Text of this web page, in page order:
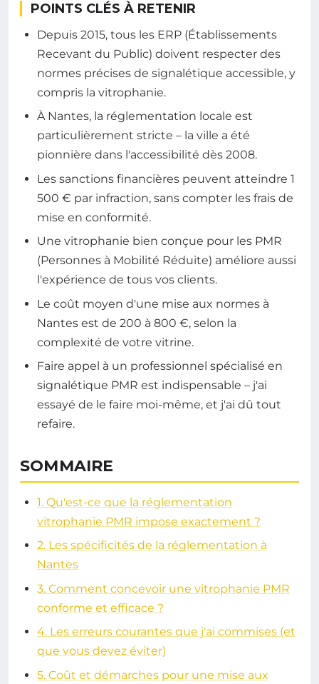
POINTS CLÉS À RETENIR
Depuis 2015, tous les ERP (Établissements
Recevant du Public) doivent respecter des
normes précises de signalétique accessible, y
compris la vitrophanie.
À Nantes, la réglementation locale est
particulièrement stricte – la ville a été
pionnière dans l'accessibilité dès 2008.
Les sanctions financières peuvent atteindre 1
500 € par infraction, sans compter les frais de
mise en conformité.
Une vitrophanie bien conçue pour les PMR
(Personnes à Mobilité Réduite) améliore aussi
l'expérience de tous vos clients.
Le coût moyen d'une mise aux normes à
Nantes est de 200 à 800 €, selon la
complexité de votre vitrine.
Faire appel à un professionnel spécialisé en
signalétique PMR est indispensable – j'ai
essayé de le faire moi-même, et j'ai dû tout
refaire.
SOMMAIRE
1. Qu'est-ce que la réglementation
vitrophanie PMR impose exactement ?
2. Les spécificités de la réglementation à
Nantes
3. Comment concevoir une vitrophanie PMR
conforme et efficace ?
4. Les erreurs courantes que j'ai commises (et
que vous devez éviter)
5. Coût et démarches pour une mise aux